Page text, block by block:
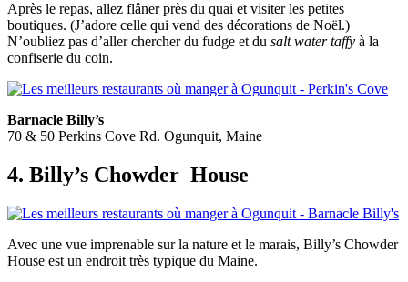
Après le repas, allez flâner près du quai et visiter les petites
boutiques. (J’adore celle qui vend des décorations de Noël.)
N’oubliez pas d’aller chercher du fudge et du salt water taffy à la
confiserie du coin.
Barnacle Billy’s
70 & 50 Perkins Cove Rd. Ogunquit, Maine
4. Billy’s Chowder House
Avec une vue imprenable sur la nature et le marais, Billy’s Chowder
House est un endroit très typique du Maine.